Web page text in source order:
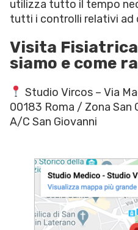
utilizza tutto il tempo
tutti i controlli relativi ad
Visita Fisiatrica
siamo e come
Studio Vircos – Via
00183 Roma / Zona San
A/C San Giovanni